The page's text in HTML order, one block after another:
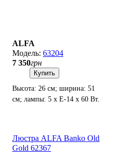
ALFA
63204
7 350грн
Купить
Высота: 26 см; ширина: 51
см; лампы: 5 х Е-14 х 60 Вт.
Люстра ALFA Banko Old
Gold 62367